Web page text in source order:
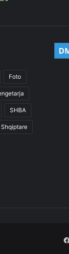
Foto
SHBA
Shqiptare